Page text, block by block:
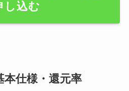
し込む
仕様・還元率